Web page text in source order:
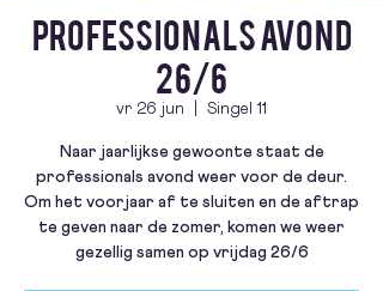
Professionals avond
26/6
vr 26 jun Singel 11
Naar jaarlijkse gewoonte staat de
professionals avond weer voor de deur.
Om het voorjaar af te sluiten en de aftrap
te geven naar de zomer, komen we weer
gezellig samen op vrijdag 26/6